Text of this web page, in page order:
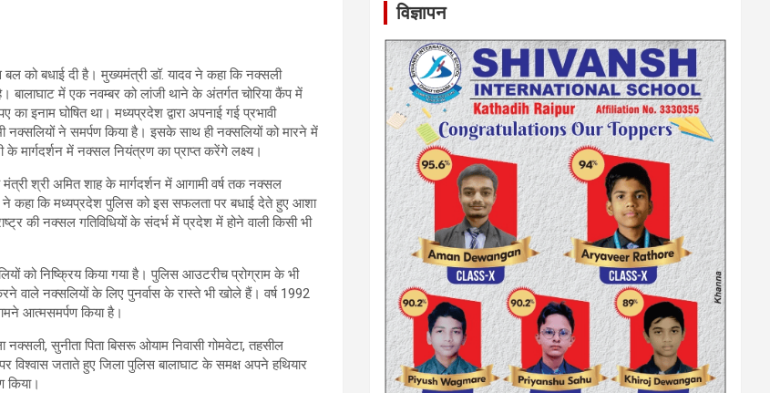
को बधाई दी है। मुख्यमंत्री डॉ. यादव ने कहा कि नक्सली
बालाघाट में एक नवम्बर को लांजी थाने के अंतर्गत चोरिया कैंप में
का इनाम घोषित था। मध्यप्रदेश द्वारा अपनाई गई प्रभावी
ने समर्पण किया है। इसके साथ ही नक्सलियों को मारने में
मार्गदर्शन में नक्सल नियंत्रण का प्राप्त करेंगे लक्ष्य।
श्री अमित शाह के मार्गदर्शन में आगामी वर्ष तक नक्सल
ने कहा कि मध्यप्रदेश पुलिस को इस सफलता पर बधाई देते हुए आशा
की नक्सल गतिविधियों के संदर्भ में प्रदेश में होने वाली किसी भी
को निष्क्रिय किया गया है। पुलिस आउटरीच प्रोग्राम के भी
वाले नक्सलियों के लिए पुनर्वास के रास्ते भी खोले हैं। वर्ष 1992
आत्मसमर्पण किया है।
नक्सली, सुनीता पिता बिसरू ओयाम निवासी गोमवेटा, तहसील
जताते हुए जिला पुलिस बालाघाट के समक्ष अपने हथियार
विज्ञापन